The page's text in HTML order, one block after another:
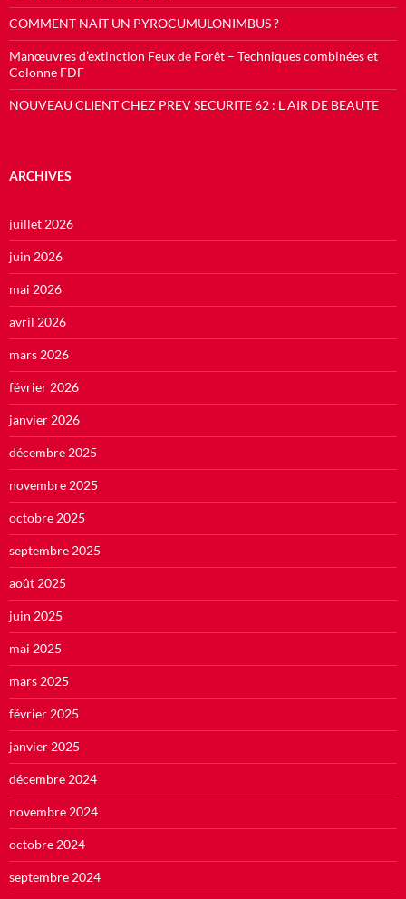
COMMENT NAIT UN PYROCUMULONIMBUS ?
Manœuvres d’extinction Feux de Forêt – Techniques combinées et
Colonne FDF
NOUVEAU CLIENT CHEZ PREV SECURITE 62 : L AIR DE BEAUTE
ARCHIVES
juillet 2026
juin 2026
mai 2026
avril 2026
mars 2026
février 2026
janvier 2026
décembre 2025
novembre 2025
octobre 2025
septembre 2025
août 2025
juin 2025
mai 2025
mars 2025
février 2025
janvier 2025
décembre 2024
novembre 2024
octobre 2024
septembre 2024